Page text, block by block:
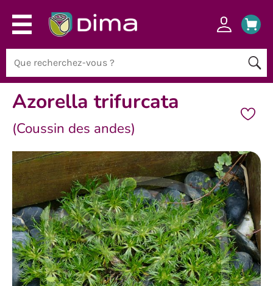
Azorella trifurcata
(Coussin des andes)